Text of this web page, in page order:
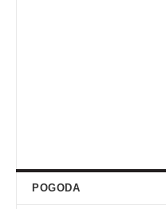
POGODA